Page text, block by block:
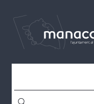
contenido
principal